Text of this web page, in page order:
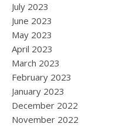
July 2023
June 2023
May 2023
April 2023
March 2023
February 2023
January 2023
December 2022
November 2022